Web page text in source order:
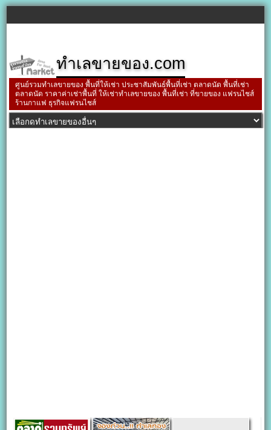
ทำเลขายของ.com
ศูนย์รวมทำเลขายของ พื้นที่ให้เช่า ประชาสัมพันธ์พื้นที่เช่า ตลาดนัด พื้นที่เช่า
ตลาดนัด ราคาค่าเช่าพื้นที่ ให้เช่าทำเลขายของ พื้นที่เช่า ที่ขายของ แฟรนไชส์
ร้านกาแฟ ธุรกิจแฟรนไชส์